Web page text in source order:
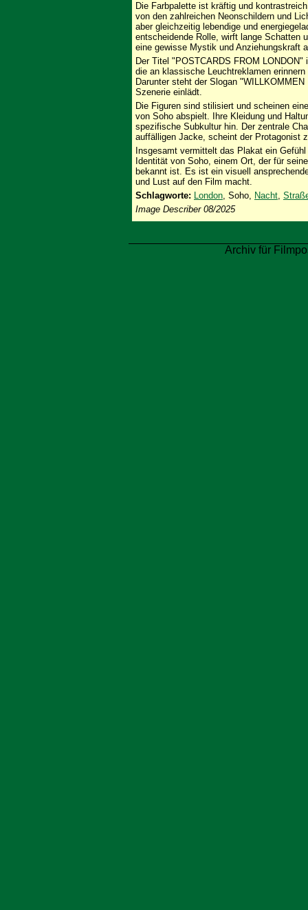
Die Farbpalette ist kräftig und
von den zahlreichen Neonschildern und
aber gleichzeitig lebendige und
entscheidende Rolle, wirft lange Schatten
eine gewisse Mystik und Anziehungskraft
Der Titel "POSTCARDS FROM
die an klassische Leuchtreklamen
Darunter steht der Slogan
Szenerie einlädt.
Die Figuren sind stilisiert und scheinen
von Soho abspielt. Ihre Kleidung und
spezifische Subkultur hin. Der zentrale
auffälligen Jacke, scheint der Protagonist
Insgesamt vermittelt das Plakat ein
Identität von Soho, einem Ort, der für
bekannt ist. Es ist ein visuell
und Lust auf den Film macht.
Schlagworte: London, Soho, Nacht,
Image Describer 08/2025
Archiv für